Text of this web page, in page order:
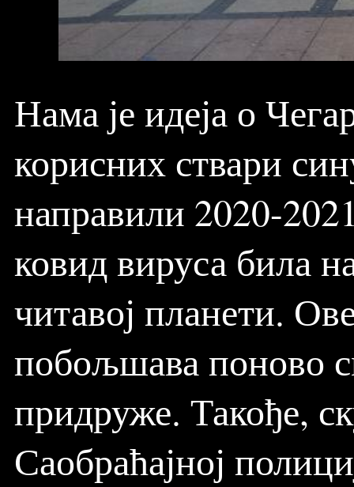
Нама је идеја о
корисних ствари
направили 2020-
ковид вируса била
читавој планети.
побољшава поново
придруже. Такође,
Саобраћајној